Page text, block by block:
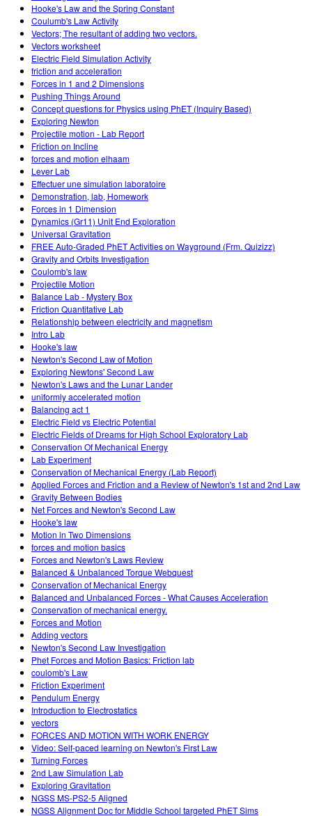
Hooke's Law and the Spring Constant
Coulumb's Law Activity
Vectors; The resultant of adding two vectors.
Vectors worksheet
Electric Field Simulation Activity
friction and acceleration
Forces in 1 and 2 Dimensions
Pushing Things Around
Concept questions for Physics using PhET (Inquiry Based)
Exploring Newton
Projectile motion - Lab Report
Friction on Incline
forces and motion elhaam
Lever Lab
Effectuer une simulation laboratoire
Demonstration, lab, Homework
Forces in 1 Dimension
Dynamics (Gr11) Unit End Exploration
Universal Gravitation
FREE Auto-Graded PhET Activities on Wayground (Frm. Quizizz)
Gravity and Orbits Investigation
Coulomb's law
Projectile Motion
Balance Lab - Mystery Box
Friction Quantitative Lab
Relationship between electricity and magnetism
Intro Lab
Hooke's law
Newton's Second Law of Motion
Exploring Newtons' Second Law
Newton's Laws and the Lunar Lander
uniformly accelerated motion
Balancing act 1
Electric Field vs Electric Potential
Electric Fields of Dreams for High School Exploratory Lab
Conservation Of Mechanical Energy
Lab Experiment
Conservation of Mechanical Energy (Lab Report)
Applied Forces and Friction and a Review of Newton's 1st and 2nd Law
Gravity Between Bodies
Net Forces and Newton's Second Law
Hooke's law
Motion in Two Dimensions
forces and motion basics
Forces and Newton's Laws Review
Balanced & Unbalanced Torque Webquest
Conservation of Mechanical Energy
Balanced and Unbalanced Forces - What Causes Acceleration
Conservation of mechanical energy.
Forces and Motion
Adding vectors
Newton's Second Law Investigation
Phet Forces and Motion Basics: Friction lab
coulomb's Law
Friction Experiment
Pendulum Energy
Introduction to Electrostatics
vectors
FORCES AND MOTION WITH WORK ENERGY
Video: Self-paced learning on Newton's First Law
Turning Forces
2nd Law Simulation Lab
Exploring Gravitation
NGSS MS-PS2-5 Aligned
NGSS Alignment Doc for Middle School targeted PhET Sims